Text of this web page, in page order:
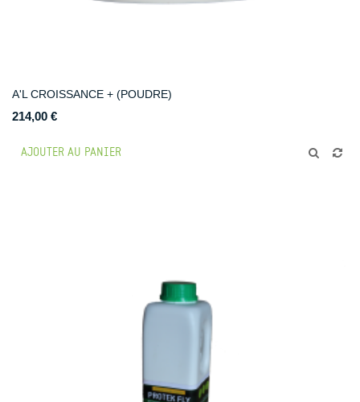
A'L CROISSANCE + (POUDRE)
214,00 €
AJOUTER AU PANIER